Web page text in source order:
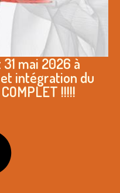
mai 2026 à
intégration du
!!!!!